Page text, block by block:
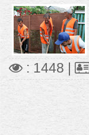
: 1448 |